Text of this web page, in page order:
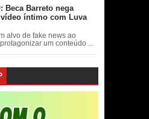
Beca Barreto nega
íntimo com Luva
alvo de fake news ao
um conteúdo ...